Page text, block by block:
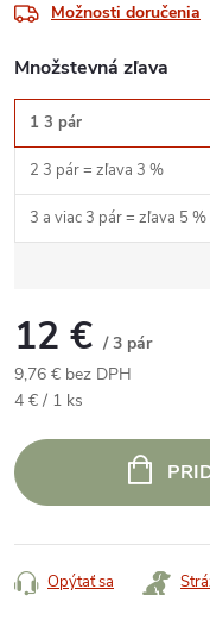
Možnosti doručenia
Množstevná zľava
1 3 pár
2 3 pár = zľava 3 %
3 a viac 3 pár = zľava 5 %
12 € / 3 pár
9,76 € bez DPH
Jednotková
4 € / 1 ks
Opýtať sa